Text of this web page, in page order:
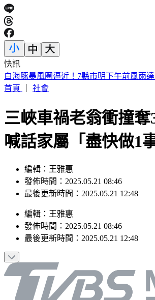
快訊
快訊／阿拉斯加規模5.6地震！震源深度僅
首頁
社會
三峽車禍老翁衝撞
喊話家屬「盡快做1事
編輯：王雅惠
發佈時間：2025.05.21 08:46
最後更新時間：2025.05.21 12:48
編輯 ： 王雅惠
發佈時間： 2025.05.21 08:46
最後更新時間： 2025.05.21 12:48